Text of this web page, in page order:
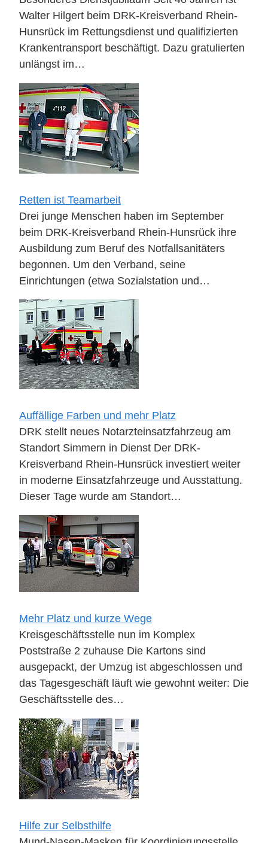
Walter Hilgert beim DRK-Kreisverband Rhein-
Hunsrück im Rettungsdienst und qualifizierten
Krankentransport beschäftigt. Dazu gratulierten
unlängst im…
Retten ist Teamarbeit
Drei junge Menschen haben im September
beim DRK-Kreisverband Rhein-Hunsrück ihre
Ausbildung zum Beruf des Notfallsanitäters
begonnen. Um den Verband, seine
Einrichtungen (etwa Sozialstation und…
Auffällige Farben und mehr Platz
DRK stellt neues Notarzteinsatzfahrzeug am
Standort Simmern in Dienst Der DRK-
Kreisverband Rhein-Hunsrück investiert weiter
in moderne Einsatzfahrzeuge und Ausstattung.
Dieser Tage wurde am Standort…
Mehr Platz und kurze Wege
Kreisgeschäftsstelle nun im Komplex
Poststraße 2 zuhause Die Kartons sind
ausgepackt, der Umzug ist abgeschlossen und
das Tagesgeschäft läuft wie gewohnt weiter: Die
Geschäftsstelle des…
Hilfe zur Selbsthilfe